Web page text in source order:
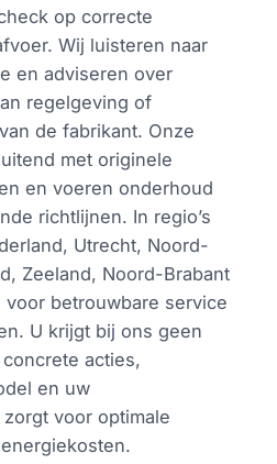
op correcte
Wij luisteren naar
en adviseren over
regelgeving of
de fabrikant. Onze
met originele
en voeren onderhoud
richtlijnen. In regio’s
Utrecht, Noord-
Zeeland, Noord-Brabant
voor betrouwbare service
U krijgt bij ons geen
acties,
en uw
voor optimale